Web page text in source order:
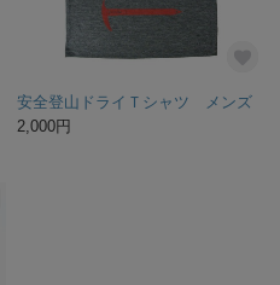
安全登山ドライＴシャツ メンズ
2,000円